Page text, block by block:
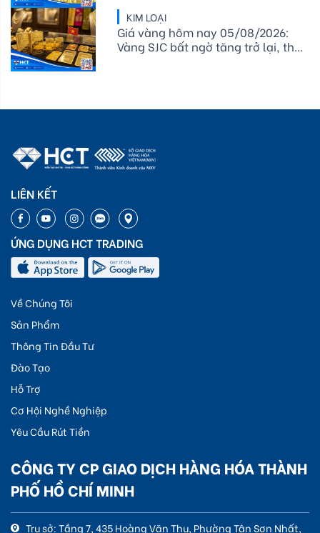
liên tiếp
KIM LOẠI
Giá vàng hôm nay 05/08/2026:
Vàng SJC bất ngờ tăng trở lại, thế
LIÊN KẾT
ỨNG DỤNG HCT TRADING
Về Chúng Tôi
Sản Phẩm
Thông Tin Đầu Tư
Đào Tạo
Hỗ Trợ
Cơ Hội Nghề Nghiệp
Yêu Cầu Rút Tiền
CÔNG TY CP GIAO DỊCH HÀNG HÓA THÀNH
PHỐ HỒ CHÍ MINH
Trụ sở: Tầng 7, 435 Hoàng Văn Thụ, Phường Tân Sơn Nhất,